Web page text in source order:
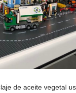
de aceite vegetal